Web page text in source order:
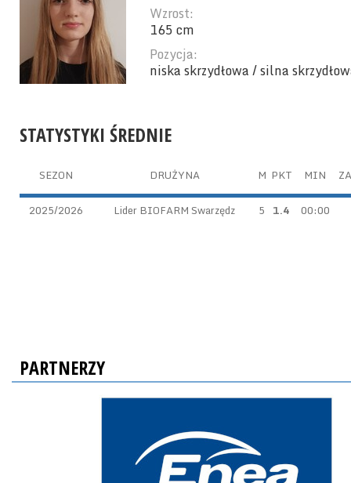
Wzrost:
165 cm
Pozycja:
niska skrzydłowa / silna
STATYSTYKI ŚREDNIE
SEZON DRUŻYNA M PKT MIN
2025/2026 Lider BIOFARM Swarzędz 5 1.4 00:00
PARTNERZY